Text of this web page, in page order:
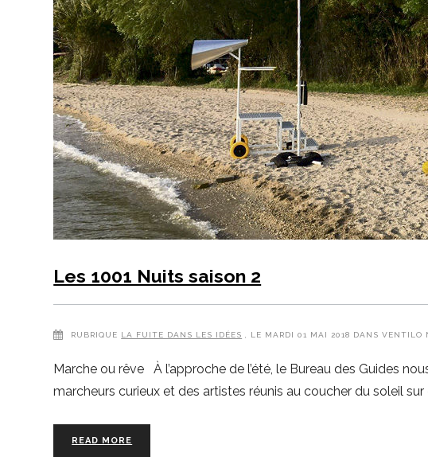
Les 1001 Nuits saison 2
RUBRIQUE LA FUITE DANS LES IDÉES , LE MARDI 01 MAI 2018 DANS VENTILO
Marche ou rêve À l’approche de l’été, le Bureau des Guides
marcheurs curieux et des artistes réunis au coucher du soleil
READ MORE